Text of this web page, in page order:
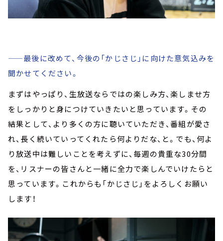
——最後に改めて、今後の「かじさじ」に向けた意気込みを
聞かせてください。
まずはやっぱり、生放送ならではの楽しみ方、楽しませ方
をしっかりと身につけていきたいと思っています。その
結果として、より多くの方に聴いていただき、番組が愛さ
れ、長く続いていってくれたら何よりだな、と。でも、何よ
り放送中は難しいことを考えずに、毎週の貴重な30分間
を、リスナーの皆さんと一緒に全力で楽しんでいけたらと
思っています。これからも「かじさじ」をよろしくお願い
します！